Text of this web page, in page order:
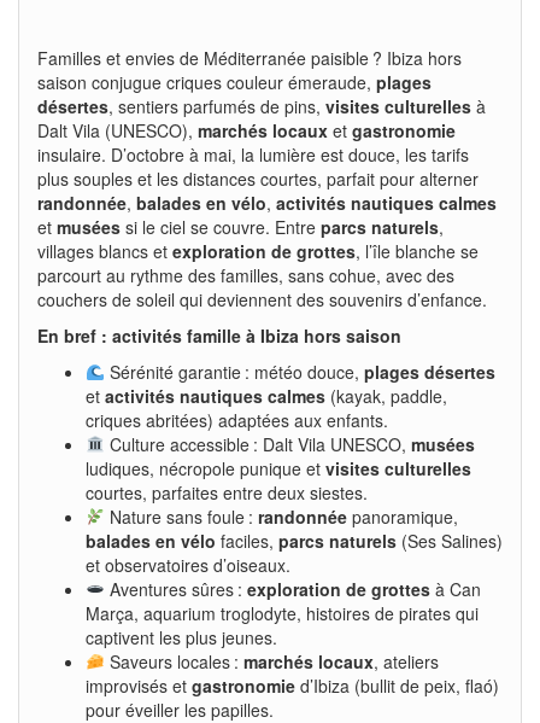
Familles et envies de Méditerranée paisible ? Ibiza hors
saison conjugue criques couleur émeraude, plages
désertes, sentiers parfumés de pins, visites culturelles à
Dalt Vila (UNESCO), marchés locaux et gastronomie
insulaire. D’octobre à mai, la lumière est douce, les tarifs
plus souples et les distances courtes, parfait pour alterner
randonnée, balades en vélo, activités nautiques calmes
et musées si le ciel se couvre. Entre parcs naturels,
villages blancs et exploration de grottes, l’île blanche se
parcourt au rythme des familles, sans cohue, avec des
couchers de soleil qui deviennent des souvenirs d’enfance.
En bref : activités famille à Ibiza hors saison
Sérénité garantie : météo douce, plages désertes
et activités nautiques calmes (kayak, paddle,
criques abritées) adaptées aux enfants.
Culture accessible : Dalt Vila UNESCO, musées
ludiques, nécropole punique et visites culturelles
courtes, parfaites entre deux siestes.
Nature sans foule : randonnéepanoramique,
balades en vélo faciles, parcs naturels (Ses Salines)
et observatoires d’oiseaux.
Aventures sûres : exploration de grottesà Can
Marça, aquarium troglodyte, histoires de pirates qui
captivent les plus jeunes.
Saveurs locales : marchés locaux, ateliers
improvisés et gastronomie d’Ibiza (bullit de peix, flaó)
pour éveiller les papilles.